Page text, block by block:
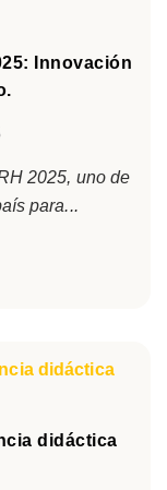
Innovación
2025, uno de
para...
didáctica